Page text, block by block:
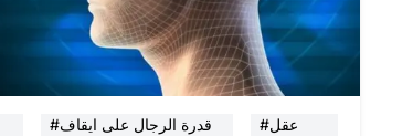
#قدرة الرجال على ايقاف
#عقل